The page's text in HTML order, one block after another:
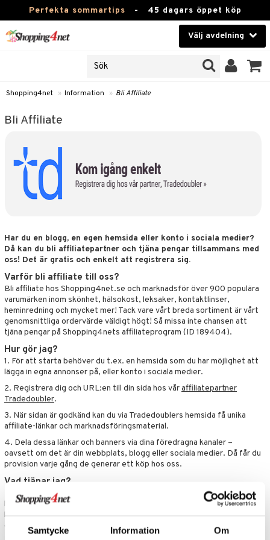
Samtycke Information Om
Perfekta sommartips - 45 dagars öppet köp
Välj avdelning
Kontaktlinser
Hälsokost
Fitness
Hem & Inredning
Varumärken
Kampanjer
Shopping4net » Information » Bli Affiliate
Bli Affiliate
Har du en blogg, en egen hemsida eller konto i sociala medier?
Då kan du bli affiliatepartner och tjäna pengar tillsammans med
oss! Det är gratis och enkelt att registrera sig.
Varför bli affiliate till oss?
Bli affiliate hos Shopping4net.se och marknadsför över 900 populära
varumärken inom skönhet, hälsokost, leksaker, kontaktlinser,
heminredning och mycket mer! Tack vare vårt breda sortiment är vårt
genomsnittliga ordervärde väldigt högt! Så missa inte chansen att
tjäna pengar på Shopping4nets affiliateprogram (ID 189404).
Hur gör jag?
1. För att starta behöver du t.ex. en hemsida som du har möjlighet att
lägga in egna annonser på, eller konto i sociala medier.
2. Registrera dig och URL:en till din sida hos våraffiliatepartner
Tradedoubler.
3. När sidan är godkänd kan du via Tradedoublers hemsida få unika
affiliate-länkar och marknadsföringsmaterial.
4. Dela dessa länkar och banners via dina föredragna kanaler –
oavsett om det är din webbplats, blogg eller sociala medier. Då får du
provision varje gång de generar ett köp hos oss.
Vad tjänar jag?
Du tjänar upp till 10 % i provision för varje länkning som leder till ett
köp i vår webshop. Detta sker i samarbete med TradeDoubler som
kontrollerar allt som en oberoende tredje part och sedan betalar ut
dina pengar till dig.
för Shopping4net
Beautystore